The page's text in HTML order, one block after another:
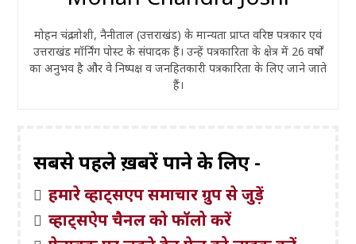
मोहन चंद्र जोशी, नैनीताल (उत्तराखंड) के मान्यता प्राप्त वरिष्ठ पत्रकार एवं
उत्तराखंड मॉर्निंग पोस्ट के संपादक हैं। उन्हें पत्रकारिता के क्षेत्र में 26 वर्षों
का अनुभव है और वे निष्पक्ष व जनहितकारी पत्रकारिता के लिए जाने जाते
हैं।
सबसे पहले ख़बरें पाने के लिए -
हमारे व्हाट्सएप समाचार ग्रुप से जुड़ें
व्हाट्सऐप चैनल को फॉलो करें